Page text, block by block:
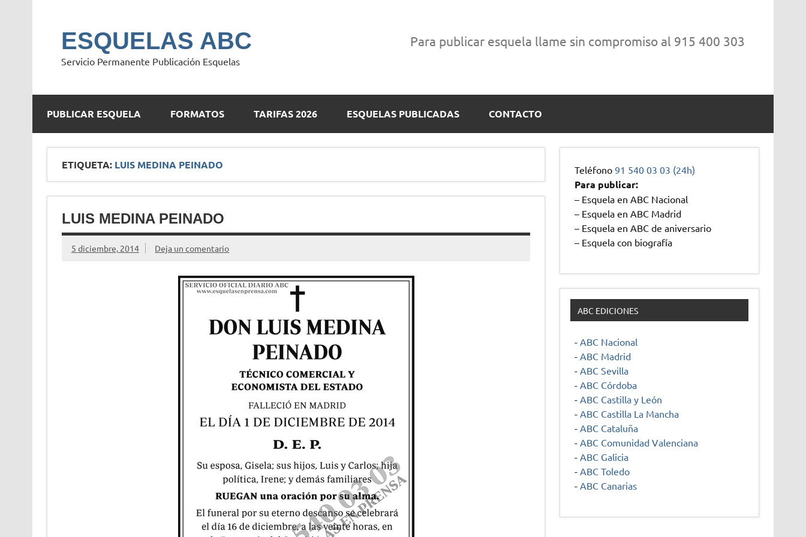
ESQUELAS ABC
Servicio Permanente Publicación Esquelas
Para publicar esquela llame sin compromiso al 915 400 303
PUBLICAR ESQUELA FORMATOS TARIFAS 2026 ESQUELAS PUBLICADAS CONTACTO
ETIQUETA: LUIS MEDINA PEINADO
LUIS MEDINA PEINADO
5 diciembre, 2014 Deja un comentario
Teléfono91 540 03 03 (24h)
Para publicar:
– Esquela en ABC Nacional
– Esquela en ABC Madrid
– Esquela en ABC de aniversario
– Esquela con biografía
ABC EDICIONES
- ABC Nacional
- ABC Madrid
- ABC Sevilla
- ABC Córdoba
- ABC Castilla y León
- ABC Castilla La Mancha
- ABC Cataluña
- ABC Comunidad Valenciana
- ABC Galicia
- ABC Toledo
- ABC Canarias